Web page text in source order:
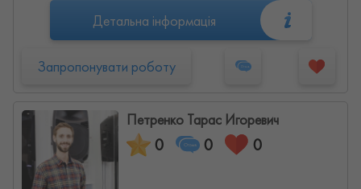
Детальна інформація
Запропонувати роботу
Петренко Тарас Игоревич
0 0 0